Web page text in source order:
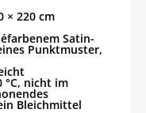
× 220 cm
Satin-
Punktmuster,
°C, nicht im
Bleichmittel